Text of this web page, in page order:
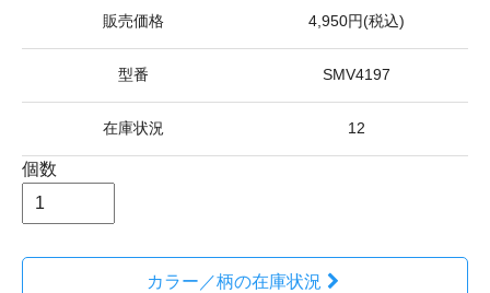
販売価格 4,950円(税込)
型番 SMV4197
在庫状況 12
個数
カラー／柄の在庫状況